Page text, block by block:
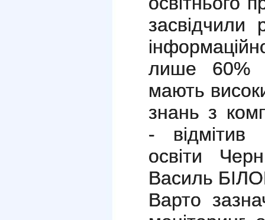
засвідчили
лише 60%
мають
знань з
- відмітив
освіти
Василь
Варто